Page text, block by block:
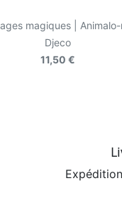
magiques |
Djeco
11,50 €